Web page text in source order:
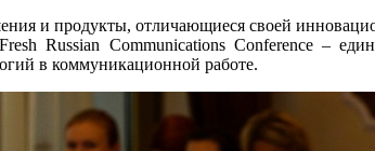
и продукты, отличающиеся своей
Russian Communications Conference –
в коммуникационной работе.